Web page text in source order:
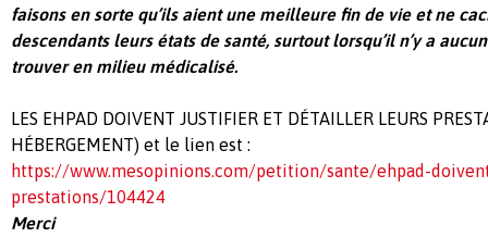
faisons en sorte qu’ils aient une meilleure fin de vie et ne
descendants leurs étatsde santé, surtout lorsqu’il n’y a
trouver en milieu médicalisé.
LES EHPAD DOIVENT JUSTIFIER ET DÉTAILLER LEURS
HÉBERGEMENT) et le lien est :
https://www.mesopinions.com/petition/sante/ehpad-
prestations/104424
Merci